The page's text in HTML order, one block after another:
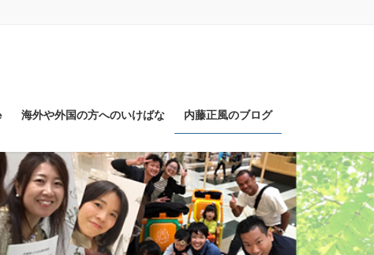
海外や外国の方へのいけばな 内藤正風のブログ